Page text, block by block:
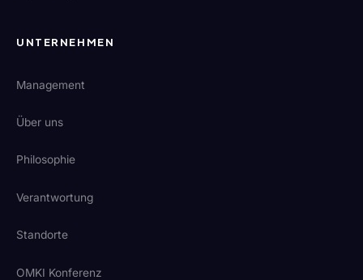
UNTERNEHMEN
Management
Über uns
Philosophie
Verantwortung
Standorte
OMKI Konferenz